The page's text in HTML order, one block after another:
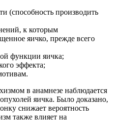
(способность производить
к которым
яичко, прежде всего
функции яичка;
эффекта;
в анамнезе наблюдается
яичка. Было доказано,
снижает вероятность
также влияет на